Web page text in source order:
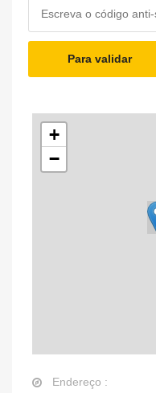
Para validar
+
−
Endereço :